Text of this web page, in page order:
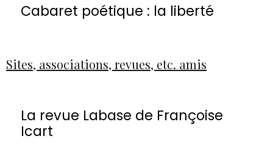
Cabaret poétique : la liberté
Sites, associations, revues, etc. amis
La revue Labase de Françoise
Icart